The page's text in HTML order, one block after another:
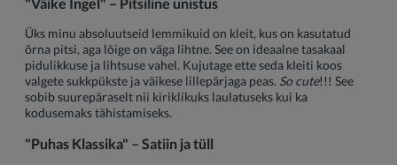
Üks minu absoluutseid lemmikuid on kleit, kus on kasutatud
õrna pitsi, aga lõige on väga lihtne. See on ideaalne tasakaal
pidulikkuse ja lihtsuse vahel. Kujutage ette seda kleiti koos
valgete sukkpükste ja väikese lillepärjaga peas. So cute!!! See
sobib suurepäraselt nii kiriklikuks laulatuseks kui ka
kodusemaks tähistamiseks.
"Puhas Klassika" – Satiin ja tüll